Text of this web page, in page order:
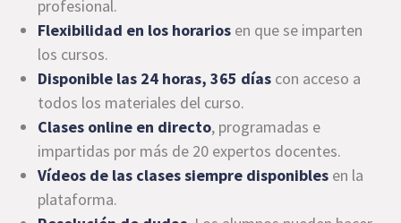
profesional.
Flexibilidad en los horarios en que se imparten
los cursos.
Disponible las 24 horas, 365 días con acceso a
todos los materiales del curso.
Clases online en directo, programadas e
impartidas por más de 20 expertos docentes.
Vídeos de las clases siempre disponibles en la
plataforma.